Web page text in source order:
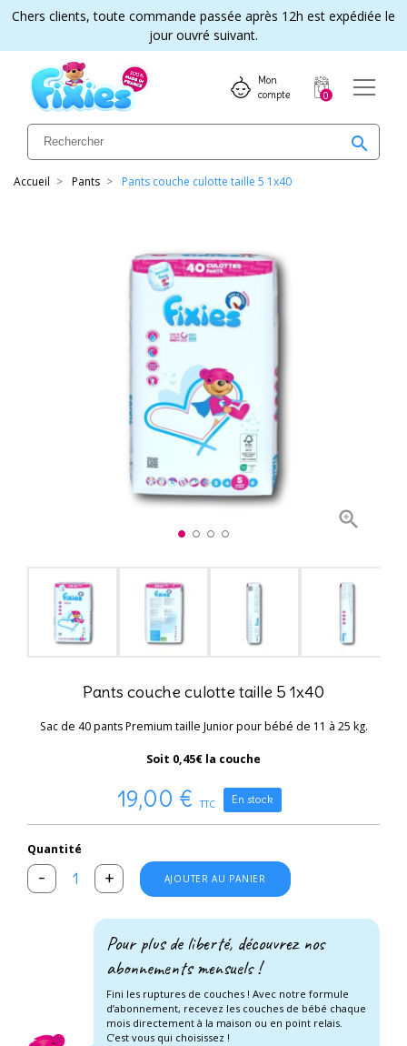
Chers clients, toute commande passée après 12h est expédiée le
jour ouvré suivant.
Mon
compte
0
search
Accueil Pants Pants couche culotte taille 5 1x40

Pants couche culotte taille 5 1x40
Sac de 40 pants Premium taille Junior pour bébé de 11 à 25 kg.
Soit 0,45€ la couche
19,00 € TTC En stock
Quantité
- + AJOUTER AU PANIER
Pour plus de liberté, découvrez nos
abonnements mensuels !
Fini les ruptures de couches ! Avec notre formule
d’abonnement, recevez les couches de bébé chaque
mois directement à la maison ou en point relais.
C’est vous qui choisissez !